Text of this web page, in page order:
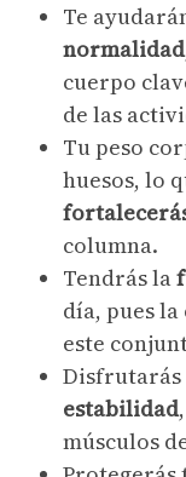
Te
normalidad
cuerpo
de las
Tu peso
huesos, lo
columna.
Tendrás la
día, pues
este
Disfrutarás
estabilidad
músculos